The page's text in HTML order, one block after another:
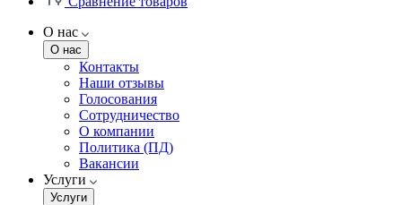
О нас
О нас
Контакты
Наши отзывы
Голосования
Сотрудничество
О компании
Политика (ПД)
Вакансии
Услуги
Услуги